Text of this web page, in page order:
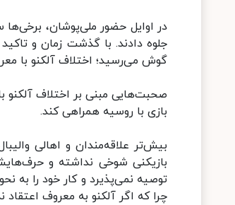
در اوایل حضور ملی‌پوشان، برخی‌ها
جلوه دادند. با گذشت زمان و
گوش می‌رسید؛ اختلاف آلکنو با
صحبت‌هایی مبنی بر اختلاف آلکنو
بازی با روسیه همراهی کند.
بیش‌تر علاقه‌مندان و اهالی
بازیکنی شوخی نداشته و
توصیه نمی‌پذیرد و کار خود را به
چرا که اگر آلکنو به معروف